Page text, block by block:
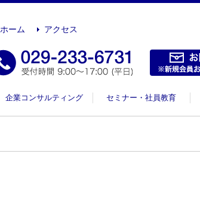
ホーム アクセス
企業コンサルティング セミナー・社員教育